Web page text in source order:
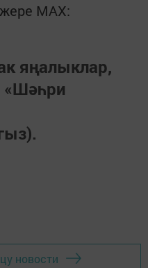
MАХ:
яңалыклар,
«Шәһри
новости